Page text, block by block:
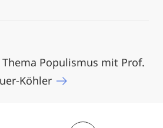
Populismus mit Prof.
Köhler